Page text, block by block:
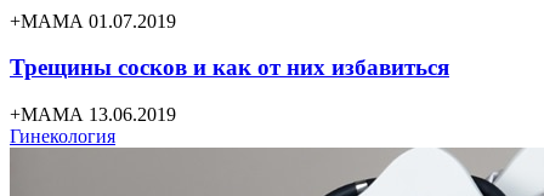
+МАМА 01.07.2019
Трещины сосков и как от них избавиться
+МАМА 13.06.2019
Гинекология